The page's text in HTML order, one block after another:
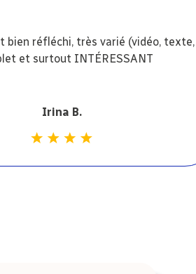
bien réfléchi, très varié (vidéo, texte,
et surtout INTÉRESSANT
Irina B.